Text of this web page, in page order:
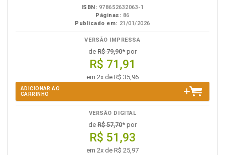
ISBN: 978652632063-1
Páginas: 86
Publicado em: 21/01/2026
VERSÃO IMPRESSA
de R$ 79,90* por
R$ 71,91
em 2x de R$ 35,96
ADICIONAR AO
CARRINHO
VERSÃO DIGITAL
de R$ 57,70* por
R$ 51,93
em 2x de R$ 25,97